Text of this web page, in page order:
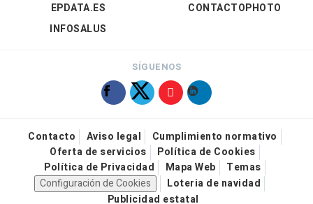
EPDATA.ES
INFOSALUS
CONTACTOPHOTO
SÍGUENOS
Contacto Aviso legal
Cumplimiento normativo
Oferta de servicios
Política de Cookies
Política de Privacidad
Mapa Web
Temas
Configuración de Cookies
Loteria de navidad
Publicidad estatal